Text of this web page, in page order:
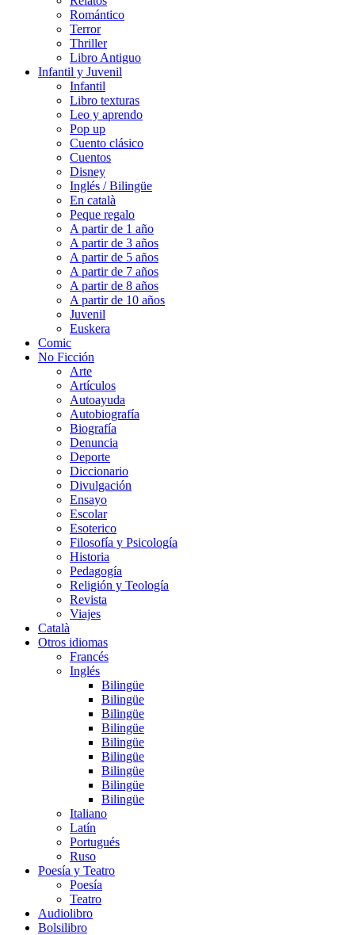
Romántico
Terror
Thriller
Libro Antiguo
Infantil y Juvenil
Infantil
Libro texturas
Leo y aprendo
Pop up
Cuento clásico
Cuentos
Disney
Inglés / Bilingüe
En català
Peque regalo
A partir de 1 año
A partir de 3 años
A partir de 5 años
A partir de 7 años
A partir de 8 años
A partir de 10 años
Juvenil
Euskera
Comic
No Ficción
Arte
Artículos
Autoayuda
Autobiografía
Biografía
Denuncia
Deporte
Diccionario
Divulgación
Ensayo
Escolar
Esoterico
Filosofía y Psicología
Historia
Pedagogía
Religión y Teología
Revista
Viajes
Català
Otros idiomas
Francés
Inglés
Bilingüe
Bilingüe
Bilingüe
Bilingüe
Bilingüe
Bilingüe
Bilingüe
Bilingüe
Bilingüe
Italiano
Latín
Portugués
Ruso
Poesía y Teatro
Poesía
Teatro
Audiolibro
Bolsilibro